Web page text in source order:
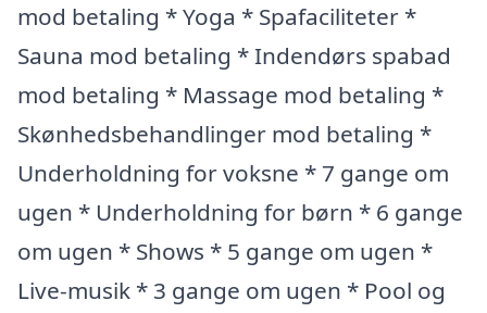
mod betaling * Yoga * Spafaciliteter *
Sauna mod betaling * Indendørs spabad
mod betaling * Massage mod betaling *
Skønhedsbehandlinger mod betaling *
Underholdning for voksne * 7 gange om
ugen * Underholdning for børn * 6 gange
om ugen * Shows * 5 gange om ugen *
Live-musik * 3 gange om ugen * Pool og